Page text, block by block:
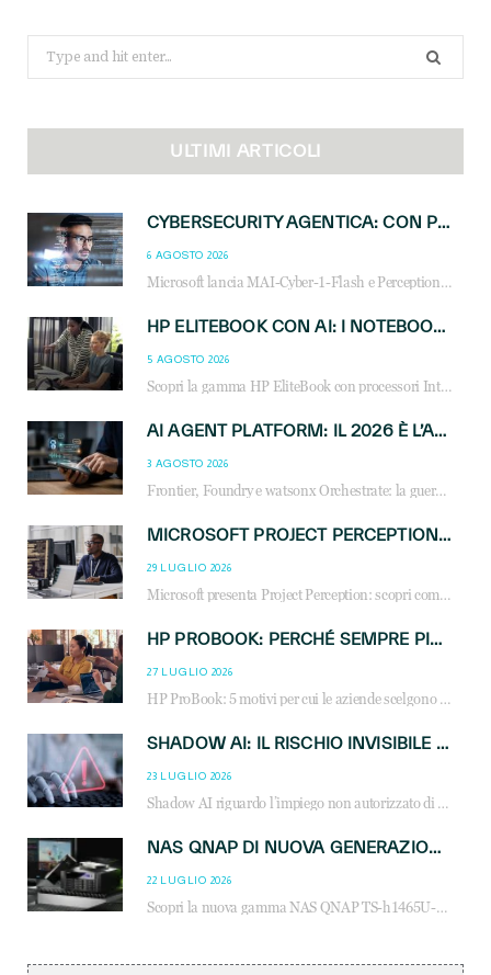
Search
for:
ULTIMI ARTICOLI
CYBERSECURITY AGENTICA: CON PERCEPTION E MAI-CYBER-1-FLASH MICROSOFT APRE NUOVI SERVIZI PER IL CANALE
6 AGOSTO 2026
Microsoft lancia MAI-Cyber-1-Flash e Perception: cybersecurity agentica in preview dal 3 novembre. Cosa cambia per MSP, system integrator e reseller.
HP ELITEBOOK CON AI: I NOTEBOOK BUSINESS INTELLIGENTI CHE TRASFORMANO PRODUTTIVITÀ, SICUREZZA E LAVORO IBRIDO
5 AGOSTO 2026
Scopri la gamma HP EliteBook con processori Intel® Core™ Ultra e AMD Ryzen™ AI. Notebook business progettati per aumentare la produttività, migliorare la collaborazione e garantire sicurezza avanzata in ufficio e in mobilità.
AI AGENT PLATFORM: IL 2026 È L’ANNO DEL «SISTEMA OPERATIVO» PER GLI AGENTI AZIENDALI
3 AGOSTO 2026
Frontier, Foundry e watsonx Orchestrate: la guerra delle piattaforme AI agent ridisegna il mercato IT. Cosa cambia per reseller, MSP e system integrator.
MICROSOFT PROJECT PERCEPTION: COME GLI AGENTI AI CAMBIERANNO SOC, CYBERSECURITY E SERVIZI MSP
29 LUGLIO 2026
Microsoft presenta Project Perception: scopri come gli agenti AI possono trasformare cybersecurity, SOC e servizi gestiti degli MSP.
HP PROBOOK: PERCHÉ SEMPRE PIÙ AZIENDE SCELGONO NOTEBOOK PROGETTATI PER IL LAVORO MODERNO
27 LUGLIO 2026
HP ProBook: 5 motivi per cui le aziende scelgono i notebook business HP per migliorare produttività, sicurezza e gestione dell’AI.
SHADOW AI: IL RISCHIO INVISIBILE CHE LE AZIENDE POSSONO GOVERNARE
23 LUGLIO 2026
Shadow AI riguardo l’impiego non autorizzato di sistemi AI all’interno dell’azienda. E’ una pratica che si diffonde a partire dai dipendenti fino ai dirigenti e mette a repentaglio la cybersecurity, con costi più elevati per le organizzazioni. Due recenti report illustrano il fenomeno e forniscono dati in merito
NAS QNAP DI NUOVA GENERAZIONE: PIÙ PRESTAZIONI, SCALABILITÀ E PROTEZIONE DEI DATI PER LE INFRASTRUTTURE IT MODERNE
22 LUGLIO 2026
Scopri la nuova gamma NAS QNAP TS-h1465U-RP, TS-h1065eU e TS-h665U: storage aziendale con ZFS, DDR5, E1.S NVMe e connettività 2.5GbE per backup, virtualizzazione e cybersecurity.